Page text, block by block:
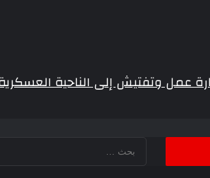
عمل وتفتيش إلى الناحية
عن: